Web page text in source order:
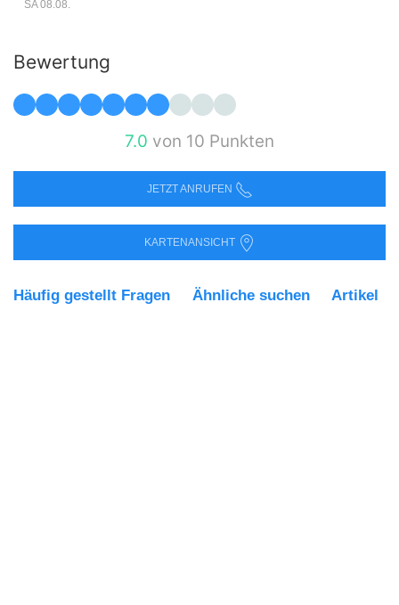
SA 08.08.
Bewertung
7.0 von 10 Punkten
JETZT ANRUFEN
KARTENANSICHT
Häufig gestellt Fragen Ähnliche suchen Artikel